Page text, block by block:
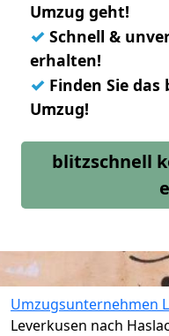
Umzug geht!
✓ Schnell &
erhalten!
✓ Finden Sie
Umzug!
blitzschnell
Umzugsunternehmen
Leverkusen nach